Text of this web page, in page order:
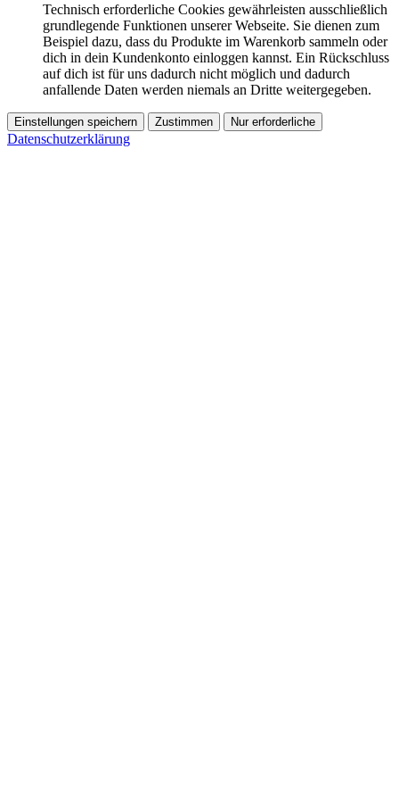
Technisch erforderliche Cookies gewährleisten ausschließlich
grundlegende Funktionen unserer Webseite. Sie dienen zum
Beispiel dazu, dass du Produkte im Warenkorb sammeln oder
dich in dein Kundenkonto einloggen kannst. Ein Rückschluss
auf dich ist für uns dadurch nicht möglich und dadurch
anfallende Daten werden niemals an Dritte weitergegeben.
Einstellungen speichern Zustimmen Nur erforderliche
Datenschutzerklärung